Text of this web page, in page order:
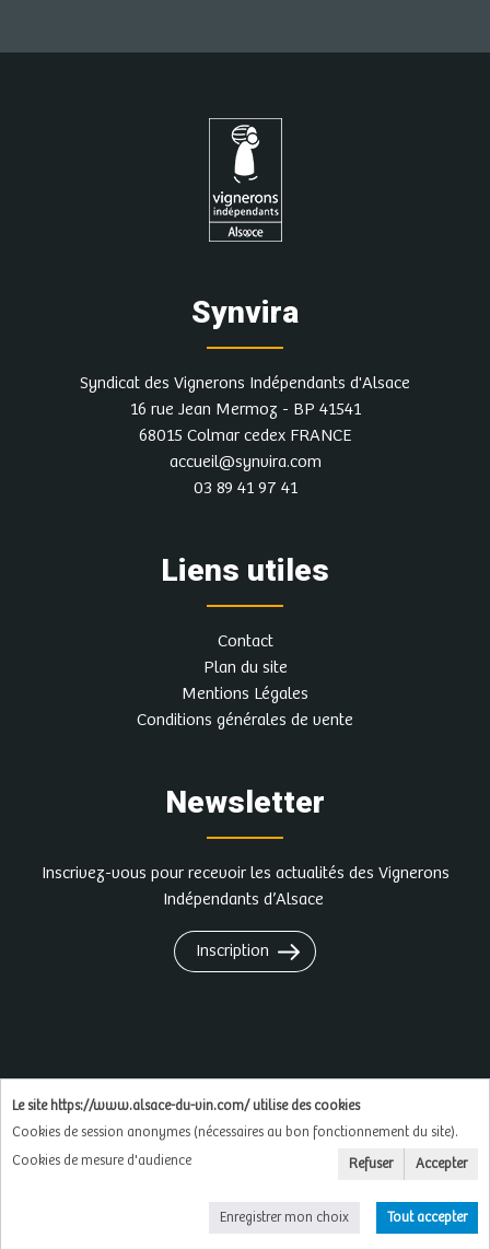
Synvira
Syndicat des Vignerons Indépendants d'Alsace
16 rue Jean Mermoz - BP 41541
68015 Colmar cedex FRANCE
accueil@synvira.com
03 89 41 97 41
Liens utiles
Contact
Plan du site
Mentions Légales
Conditions générales de vente
Newsletter
Inscrivez-vous pour recevoir les actualités des Vignerons
Indépendants d’Alsace
Inscription
L'abus d'alcool est dangereux pour la santé, à
consommer avec modération
Copyright © 2026
Le site https://www.alsace-du-vin.com/ utilise des cookies
Cookies de session anonymes (nécessaires au bon fonctionnement du site).
Cookies de mesure d'audience
Refuser Accepter
Enregistrer mon choix Tout accepter